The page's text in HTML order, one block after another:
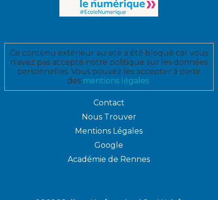
Ce contenu extérieur au site a été bloqué car vous
n'avez pas accepté notre politique sur les données
personnelles. Vous pouvez les accepter à partir
des mentions légales.
Contact
Nous Trouver
Mentions Légales
Google
Académie de Rennes